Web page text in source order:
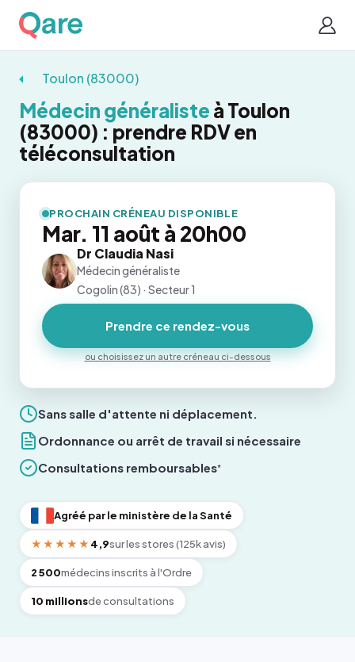
Toulon (83000)
Médecin généraliste à Toulon
(83000) : prendre RDV en
téléconsultation
Sans salle d'attente ni déplacement.
Ordonnance ou arrêt de travail si nécessaire
Consultations remboursables*
Agréé par le ministère de la Santé
★★★★★ 4,9sur les stores (125k avis)
2 500médecins inscrits à l'Ordre
10 millionsde consultations
PROCHAIN CRÉNEAU DISPONIBLE
Mar. 11 août à 20h00
Dr Claudia Nasi
Médecin généraliste
Cogolin (83) · Secteur 1
Prendre ce rendez-vous
ou choisissez un autre créneau ci-dessous